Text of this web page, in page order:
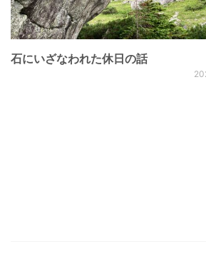
石にいざなわれた休日の話